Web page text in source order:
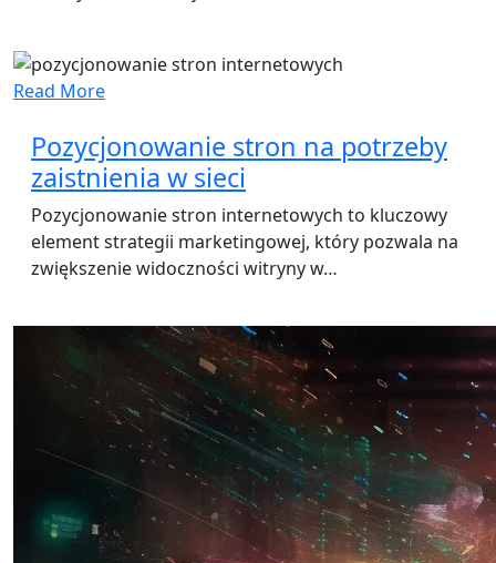
Read More
Pozycjonowanie stron na potrzeby
zaistnienia w sieci
Pozycjonowanie stron internetowych to kluczowy
element strategii marketingowej, który pozwala na
zwiększenie widoczności witryny w…